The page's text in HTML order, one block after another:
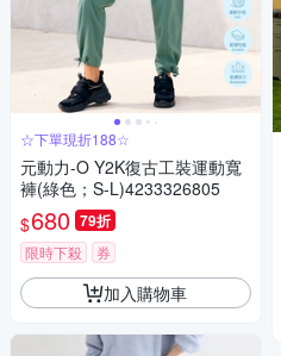
☆下單現折188☆
元動力-O Y2K復古工裝運動寬
褲(綠色；S-L)4233326805
$680 79折
限時下殺 券
加入購物車